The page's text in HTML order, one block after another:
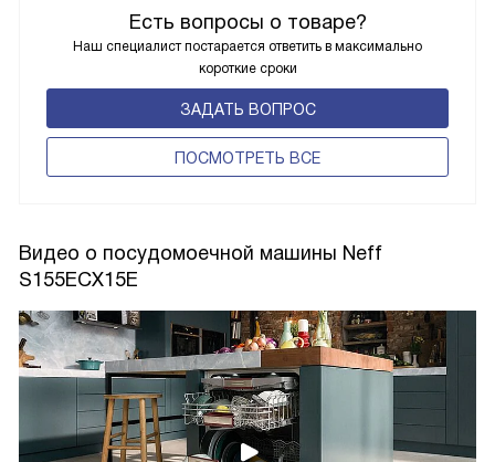
Есть вопросы о товаре?
Наш специалист постарается ответить в максимально
короткие сроки
ЗАДАТЬ ВОПРОС
ПОCМОТРЕТЬ ВСЕ
Видео о посудомоечной машины Neff
S155ECX15E